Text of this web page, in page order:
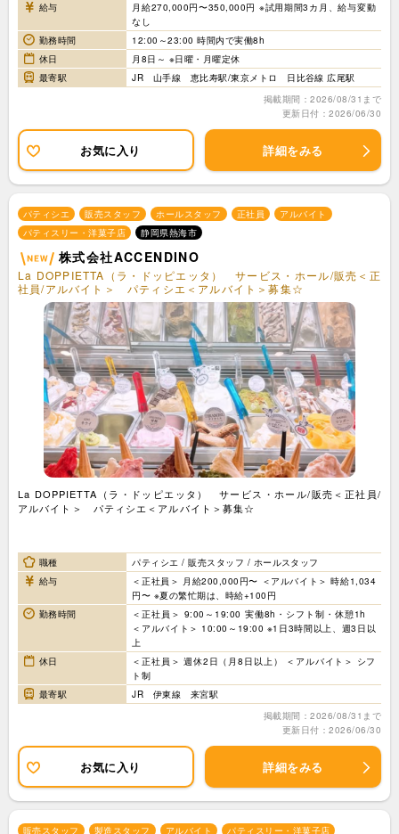
給与
月給270,000円〜350,000円 ※試用期間3カ月、給与変動
なし
勤務時間
12:00～23:00 時間内で実働8h
休日
月8日～ ※日曜・月曜定休
最寄駅
JR 山手線 恵比寿駅/東京メトロ 日比谷線 広尾駅
掲載期間：2026/08/31まで
更新日付：2026/06/30
お気に入り 詳細をみる
パティシエ 販売スタッフ ホールスタッフ 正社員
アルバイト
パティスリー・洋菓子店
静岡県熱海市
株式会社ACCENDINO
La DOPPIETTA（ラ・ドッピエッタ） サービス・ホール/販売＜正
社員/アルバイト＞ パティシエ＜アルバイト＞募集☆
La DOPPIETTA（ラ・ドッピエッタ） サービス・ホール/販売＜正社員/
アルバイト＞ パティシエ＜アルバイト＞募集☆
職種
パティシエ / 販売スタッフ / ホールスタッフ
給与
＜正社員＞ 月給200,000円〜 ＜アルバイト＞ 時給1,034
円〜 ※夏の繁忙期は、時給+100円
勤務時間
＜正社員＞ 9:00～19:00 実働8h・シフト制・休憩1h
＜アルバイト＞ 10:00～19:00 ※1日3時間以上、週3日以
上
休日
＜正社員＞ 週休2日（月8日以上） ＜アルバイト＞ シフ
ト制
最寄駅
JR 伊東線 来宮駅
掲載期間：2026/08/31まで
更新日付：2026/06/30
お気に入り 詳細をみる
販売スタッフ 製造スタッフ アルバイト パティスリー・洋菓子店